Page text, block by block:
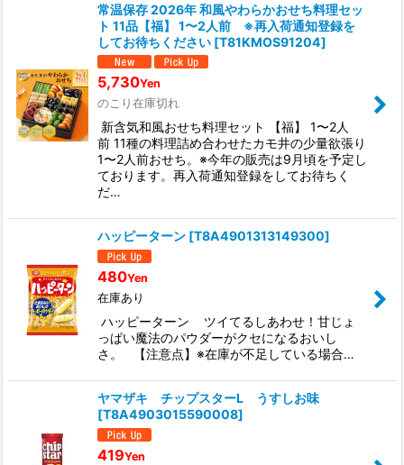
常温保存 2026年 和風やわらかおせち料理セッ
ト 11品【福】 1〜2人前 ※再入荷通知登録を
してお待ちください [T81KMOS91204]
5,730Yen
のこり在庫切れ
新含気和風おせち料理セット 【福】 1〜2人
前 11種の料理詰め合わせたカモ井の少量欲張り
1〜2人前おせち。※今年の販売は9月頃を予定し
ております。再入荷通知登録をしてお待ちく
だ…
ハッピーターン [T8A4901313149300]
480Yen
在庫あり
ハッピーターン ツイてるしあわせ！甘じょ
っぱい魔法のパウダーがクセになるおいし
さ。 【注意点】※在庫が不足している場合…
ヤマザキ チップスターL うすしお味
[T8A4903015590008]
419Yen